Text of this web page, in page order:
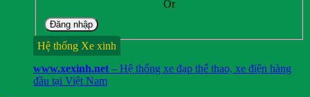
Or
Đăng nhập
Hệ thống Xe xinh
www.xexinh.net – Hệ thống xe đạp thể thao, xe điện hàng
đầu tại Việt Nam